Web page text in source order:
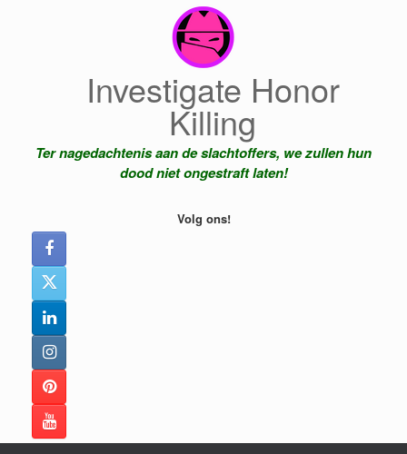
Investigate Honor
Killing
Ter nagedachtenis aan de slachtoffers, we zullen hun
dood niet ongestraft laten!
Volg ons!